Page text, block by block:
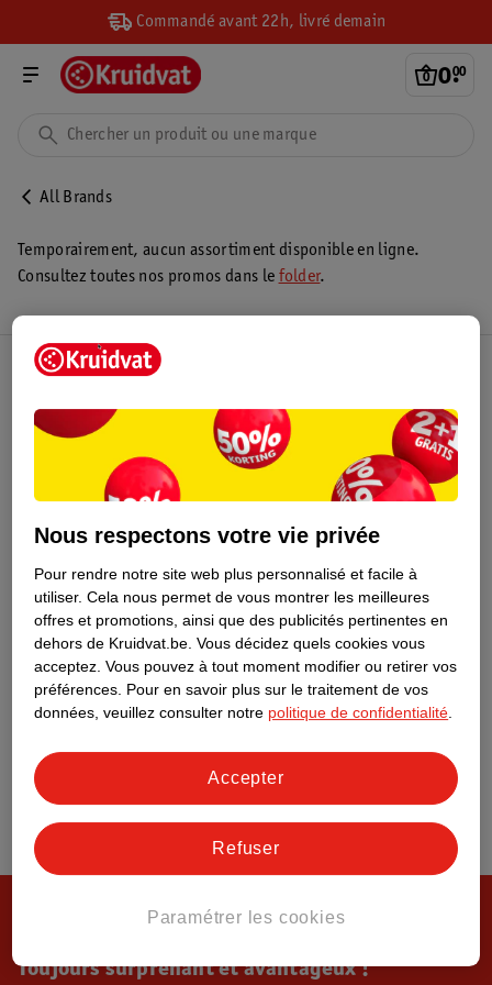
Commandé avant 22h, livré demain
0.
00
All Brands
Temporairement, aucun assortiment disponible en ligne.
Consultez toutes nos promos dans le folder.
Toujours surprenant et avantageux !
Nous respectons votre vie privée
Pour rendre notre site web plus personnalisé et facile à
utiliser. Cela nous permet de vous montrer les meilleures
offres et promotions, ainsi que des publicités pertinentes en
dehors de Kruidvat.be. Vous décidez quels cookies vous
acceptez. Vous pouvez à tout moment modifier ou retirer vos
préférences. Pour en savoir plus sur le traitement de vos
données, veuillez consulter notre politique de confidentialité
Paramétrer les cookies
Refuser
Accepter